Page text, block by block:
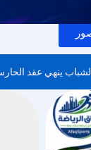
ينهي عقد